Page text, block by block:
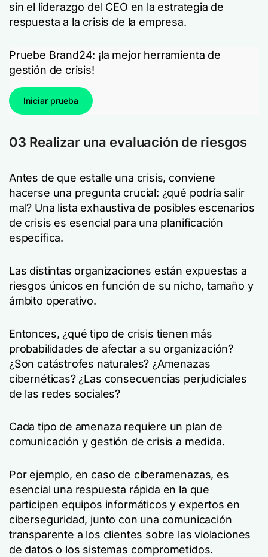
sin el liderazgo del CEO en la estrategia de
respuesta a la crisis de la empresa.
Pruebe Brand24: ¡la mejor herramienta de
gestión de crisis!
Iniciar prueba
03 Realizar una evaluación de riesgos
Antes de que estalle una crisis, conviene
hacerse una pregunta crucial: ¿qué podría salir
mal? Una lista exhaustiva de posibles escenarios
de crisis es esencial para una planificación
específica.
Las distintas organizaciones están expuestas a
riesgos únicos en función de su nicho, tamaño y
ámbito operativo.
Entonces, ¿qué tipo de crisis tienen más
probabilidades de afectar a su organización?
¿Son catástrofes naturales? ¿Amenazas
cibernéticas? ¿Las consecuencias perjudiciales
de las redes sociales?
Cada tipo de amenaza requiere un plan de
comunicación y gestión de crisis a medida.
Por ejemplo, en caso de ciberamenazas, es
esencial una respuesta rápida en la que
participen equipos informáticos y expertos en
ciberseguridad, junto con una comunicación
transparente a los clientes sobre las violaciones
de datos o los sistemas comprometidos.